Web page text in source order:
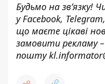
Будьмо на зв’язку!
уFacebook, Telegram,
що маєте цікаві
замовити рекламу
пошту